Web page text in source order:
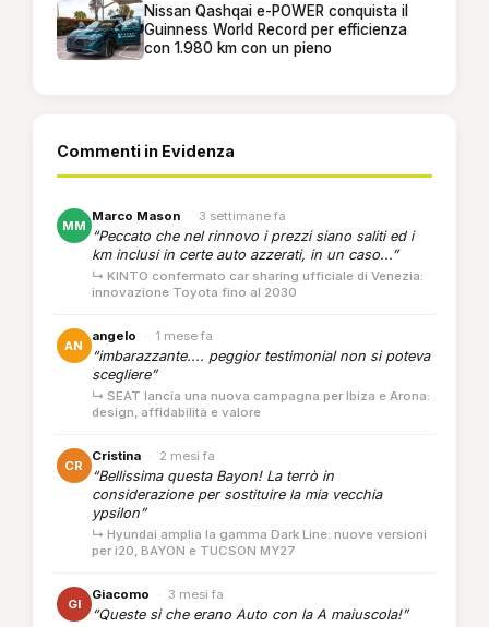
Nissan Qashqai e-POWER conquista il
Guinness World Record per efficienza
con 1.980 km con un pieno
Commenti in Evidenza
MM
Marco Mason · 3 settimane fa
“Peccato che nel rinnovo i prezzi siano saliti ed i
km inclusi in certe auto azzerati, in un caso...”
↳ KINTO confermato car sharing ufficiale di Venezia:
innovazione Toyota fino al 2030
AN
angelo · 1 mese fa
“imbarazzante.... peggior testimonial non si poteva
scegliere”
↳ SEAT lancia una nuova campagna per Ibiza e Arona:
design, affidabilità e valore
CR
Cristina · 2 mesi fa
“Bellissima questa Bayon! La terrò in
considerazione per sostituire la mia vecchia
ypsilon”
↳ Hyundai amplia la gamma Dark Line: nuove versioni
per i20, BAYON e TUCSON MY27
GI
Giacomo · 3 mesi fa
“Queste si che erano Auto con la A maiuscola!”